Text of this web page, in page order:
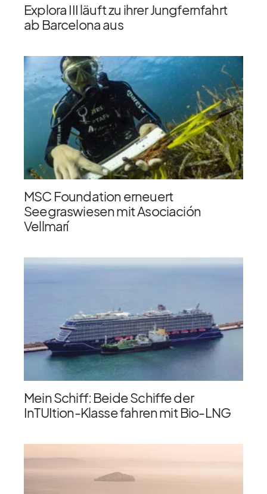
Explora III läuft zu ihrer Jungfernfahrt
ab Barcelona aus
MSC Foundation erneuert
Seegraswiesen mit Asociación
Vellmarí
Mein Schiff: Beide Schiffe der
InTUItion-Klasse fahren mit Bio-LNG